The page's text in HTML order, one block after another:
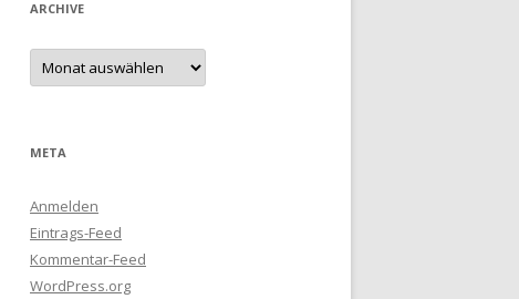
ARCHIVE
Archive
META
Anmelden
Eintrags-Feed
Kommentar-Feed
WordPress.org